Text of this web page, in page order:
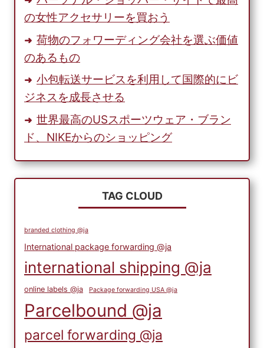
シ
ョ
ン
か
選
ぶ
の女性アクセサリーを買おう
荷物のフォワーディング会社を選ぶ価値
のあるもの
小包転送サービスを利用して国際的にビ
ジネスを成長させる
世界最高のUSスポーツウェア・ブラン
ド、NIKEからのショッピング
TAG CLOUD
branded clothing @ja
International package forwarding @ja
international shipping @ja
online labels @ja Package forwarding USA @ja
Parcelbound @ja
parcel forwarding @ja